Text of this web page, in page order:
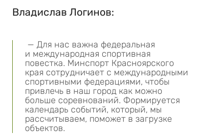
Владислав Логинов:
— Для нас важна федеральная
и международная спортивная
повестка. Минспорт Красноярского
края сотрудничает с международными
спортивными федерациями, чтобы
привлечь в наш город как можно
больше соревнований. Формируется
календарь событий, который, мы
рассчитываем, поможет в загрузке
объектов.